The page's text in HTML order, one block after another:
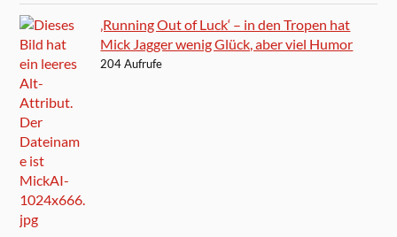
‚Running Out of Luck‘ – in den Tropen hat
Mick Jagger wenig Glück, aber viel Humor
204 Aufrufe